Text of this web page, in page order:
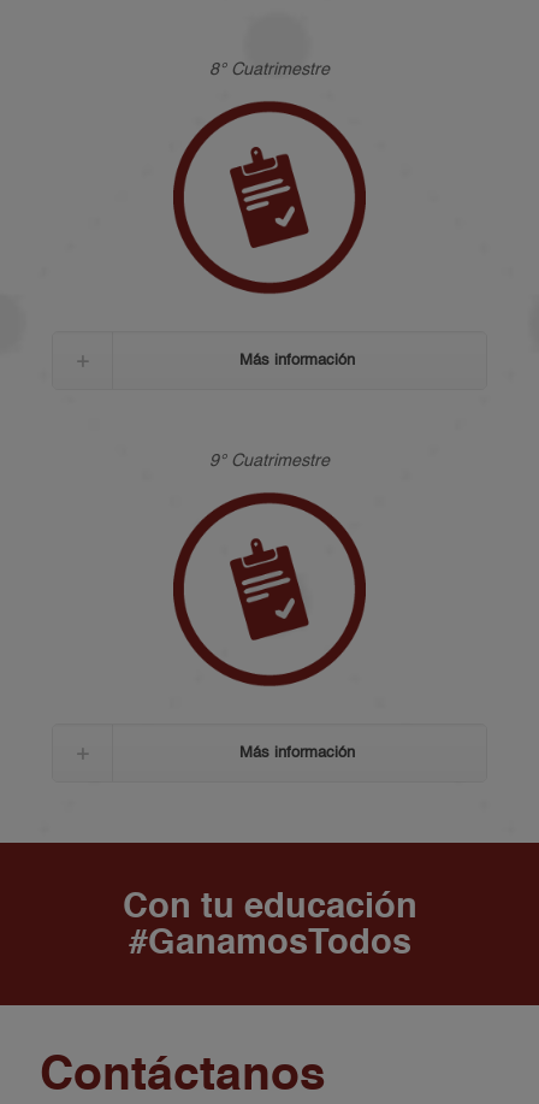
8° Cuatrimestre
Más información
9° Cuatrimestre
Más información
Con tu educación
#GanamosTodos
Contáctanos